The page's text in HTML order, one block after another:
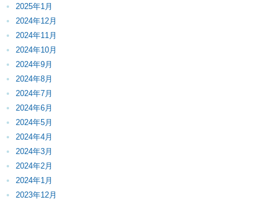
2025年1月
2024年12月
2024年11月
2024年10月
2024年9月
2024年8月
2024年7月
2024年6月
2024年5月
2024年4月
2024年3月
2024年2月
2024年1月
2023年12月